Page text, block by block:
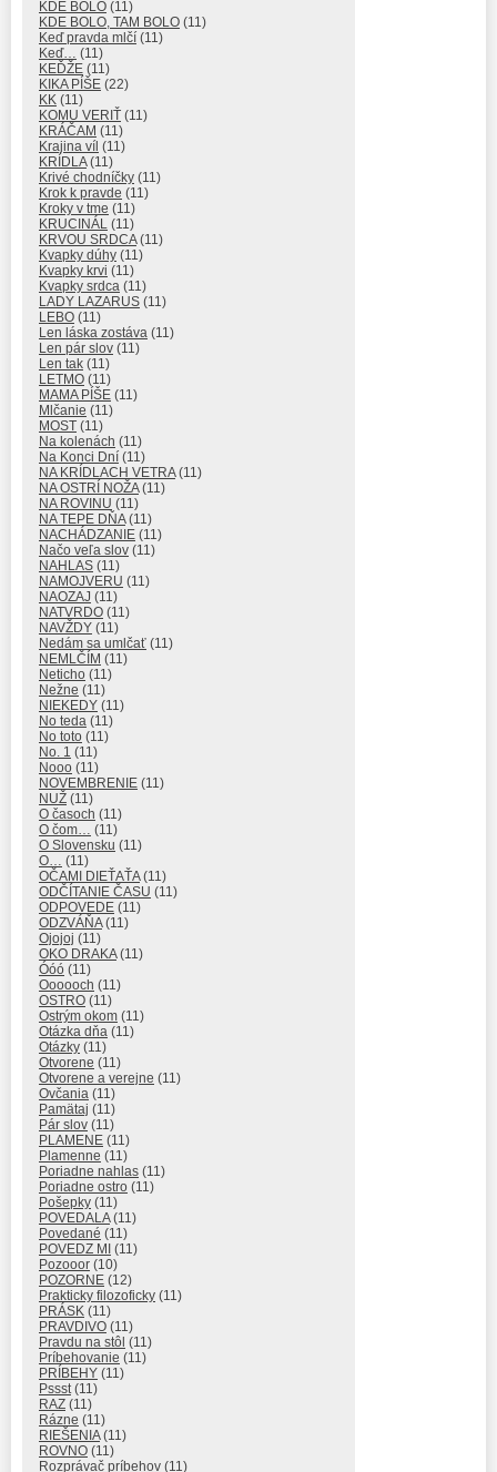
KDE BOLO (11)
KDE BOLO, TAM BOLO (11)
Keď pravda mlčí (11)
Keď… (11)
KEĎŽE (11)
KIKA PÍŠE (22)
KK (11)
KOMU VERIŤ (11)
KRÁČAM (11)
Krajina víl (11)
KRÍDLA(11)
Krivé chodníčky (11)
Krok k pravde (11)
Kroky v tme (11)
KRUCINÁL (11)
KRVOU SRDCA(11)
Kvapky dúhy (11)
Kvapky krvi (11)
Kvapky srdca (11)
LADY LAZARUS (11)
LEBO (11)
Len láska zostáva (11)
Len pár slov (11)
Len tak (11)
LETMO (11)
MAMA PÍŠE (11)
Mlčanie (11)
MOST (11)
Na kolenách (11)
Na Konci Dní (11)
NA KRÍDLACH VETRA(11)
NA OSTRÍ NOŽA(11)
NA ROVINU (11)
NA TEPE DŇA(11)
NACHÁDZANIE (11)
Načo veľa slov (11)
NAHLAS (11)
NAMOJVERU (11)
NAOZAJ (11)
NATVRDO (11)
NAVŽDY (11)
Nedám sa umlčať (11)
NEMLČÍM (11)
Neticho (11)
Nežne (11)
NIEKEDY (11)
No teda (11)
No toto (11)
No. 1 (11)
Nooo (11)
NOVEMBRENIE (11)
NUŽ (11)
O časoch (11)
O čom… (11)
O Slovensku (11)
O… (11)
OČAMI DIEŤAŤA(11)
ODČÍTANIE ČASU (11)
ODPOVEDE (11)
ODZVÁŇA(11)
Ojojoj (11)
OKO DRAKA(11)
Óóó (11)
Oooooch (11)
OSTRO (11)
Ostrým okom (11)
Otázka dňa (11)
Otázky (11)
Otvorene (11)
Otvorene a verejne (11)
Ovčania (11)
Pamätaj (11)
Pár slov (11)
PLAMENE (11)
Plamenne (11)
Poriadne nahlas (11)
Poriadne ostro (11)
Pošepky (11)
POVEDALA(11)
Povedané (11)
POVEDZ MI (11)
Pozooor (10)
POZORNE (12)
Prakticky filozoficky (11)
PRÁSK (11)
PRAVDIVO (11)
Pravdu na stôl (11)
Príbehovanie (11)
PRÍBEHY (11)
Pssst(11)
RAZ (11)
Rázne (11)
RIEŠENIA(11)
ROVNO (11)
Rozprávač príbehov (11)